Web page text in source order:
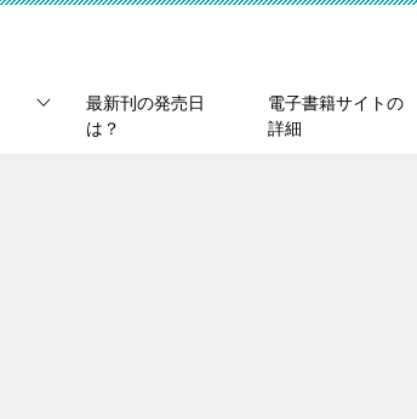
最新刊の発売日
は？
電子書籍サイトの
詳細